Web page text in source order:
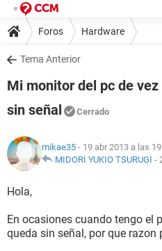
Foros Hardware
Tema Anterior
Mi monitor del pc de
sin señal
Cerrado
mikae35 - 19 abr 2013 a las
MIDORI YUKIO TSURUGI -
Hola,
En ocasiones cuando tengo el
queda sin señal, por que razon